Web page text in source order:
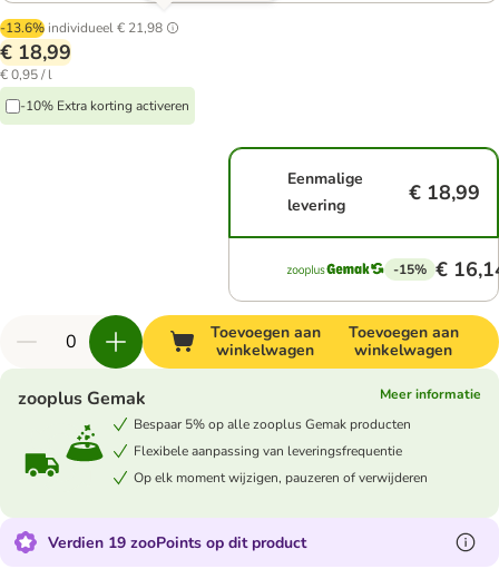
-13.6% individueel€ 21,98
€ 18,99
€ 0,95 / l
-10% Extra korting activeren
Eenmalige
levering
€ 18,99
-15% €
Toevoegen aan
winkelwagen
Toevoegen aan
winkelwagen
zooplus Gemak
Meer informatie
Bespaar 5% op alle zooplus Gemak producten
Flexibele aanpassing van leveringsfrequentie
Op elk moment wijzigen, pauzeren of verwijderen
Verdien 19 zooPoints op dit product